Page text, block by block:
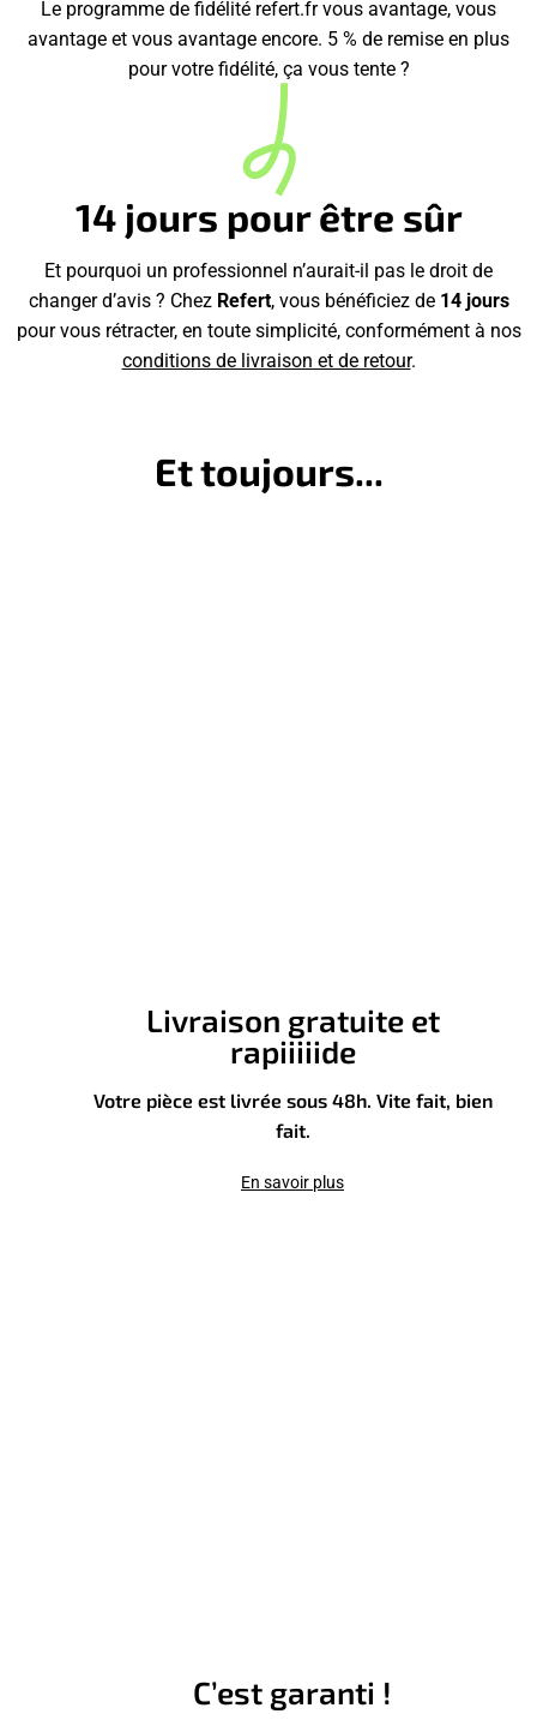
Le programme de fidélité refert.fr vous avantage, vous
avantage et vous avantage encore. 5 % de remise en plus
pour votre fidélité, ça vous tente ?
14 jours pour être sûr
Et pourquoi un professionnel n’aurait-il pas le droit de
changer d’avis ? Chez Refert, vous bénéficiez de 14 jours
pour vous rétracter, en toute simplicité, conformément à nos
conditions de livraison et de retour.
Et toujours...
Livraison gratuite et
rapiiiiide
Votre pièce est livrée sous 48h. Vite fait, bien
fait.
En savoir plus
C’est garanti !